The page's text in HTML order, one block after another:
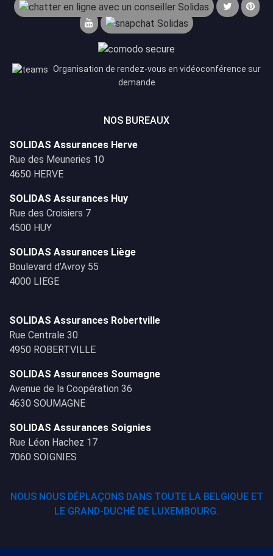
Organisation de rendez-vous en vidéoconférence sur
demande
NOS BUREAUX
SOLIDAS Assurances Herve
Rue des Meuneries 10
4650 HERVE
SOLIDAS Assurances Huy
Rue des Croisiers 7
4500 HUY
SOLIDAS Assurances Liège
Boulevard d’Avroy 55
4000 LIEGE
SOLIDAS Assurances Robertville
Rue Centrale 30
4950 ROBERTVILLE
SOLIDAS Assurances Soumagne
Avenue de la Coopération 36
4630 SOUMAGNE
SOLIDAS Assurances Soignies
Rue Léon Hachez 17
7060 SOIGNIES
NOUS NOUS DÉPLAÇONS DANS TOUTE LA BELGIQUE ET
LE GRAND-DUCHÉ DE LUXEMBOURG.